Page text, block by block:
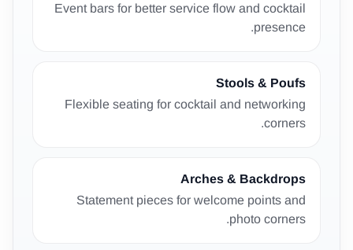
Event bars for better service flow and cocktail
presence.
Stools & Poufs
Flexible seating for cocktail and networking
corners.
Arches & Backdrops
Statement pieces for welcome points and
photo corners.